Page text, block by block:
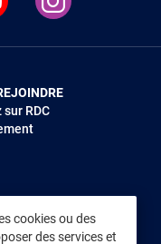
cookies ou des
des services et
RDC